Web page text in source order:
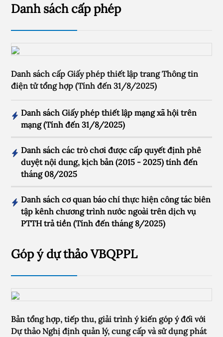
Danh sách cấp phép
Danh sách cấp Giấy phép thiết lập trang Thông tin
điện tử tổng hợp (Tính đến 31/8/2025)
Danh sách Giấy phép thiết lập mạng xã hội trên
mạng (Tính đến 31/8/2025)
Danh sách các trò chơi được cấp quyết định phê
duyệt nội dung, kịch bản (2015 - 2025) tính đến
tháng 08/2025
Danh sách cơ quan báo chí thực hiện công tác biên
tập kênh chương trình nước ngoài trên dịch vụ
PTTH trả tiền (Tính đến tháng 8/2025)
Góp ý dự thảo VBQPPL
Bản tổng hợp, tiếp thu, giải trình ý kiến góp ý đối với
Dự thảo Nghị định quản lý, cung cấp và sử dụng phát